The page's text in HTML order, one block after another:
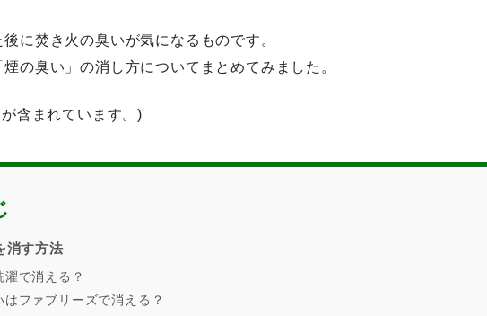
に焚き火の臭いが気になるものです。
の臭い」の消し方についてまとめてみました。
含まれています。)
消す方法
で消える？
はファブリーズで消える？